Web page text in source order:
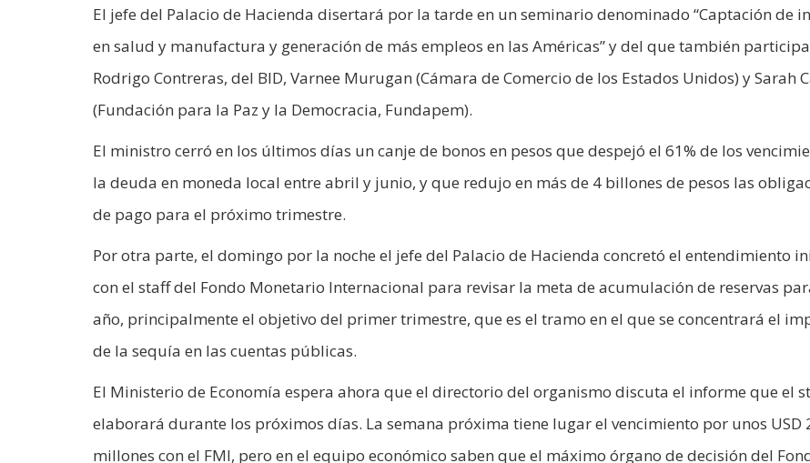
El jefe del Palacio de Hacienda disertará por la tarde en un seminario denominado “Captación de
en salud y manufactura y generación de más empleos en las Américas” y del que también
Rodrigo Contreras, del BID, Varnee Murugan (Cámara de Comercio de los Estados Unidos) y Sarah
(Fundación para la Paz y la Democracia, Fundapem).
El ministro cerró en los últimos días un canje de bonos en pesos que despejó el 61% de los
la deuda en moneda local entre abril y junio, y que redujo en más de 4 billones de pesos las
de pago para el próximo trimestre.
Por otra parte, el domingo por la noche el jefe del Palacio de Hacienda concretó el entendimiento
con el staff del Fondo Monetario Internacional para revisar la meta de acumulación de reservas
año, principalmente el objetivo del primer trimestre, que es el tramo en el que se concentrará el
de la sequía en las cuentas públicas.
El Ministerio de Economía espera ahora que el directorio del organismo discuta el informe que el
elaborará durante los próximos días. La semana próxima tiene lugar el vencimiento por unos USD
millones con el FMI, pero en el equipo económico saben que el máximo órgano de decisión del